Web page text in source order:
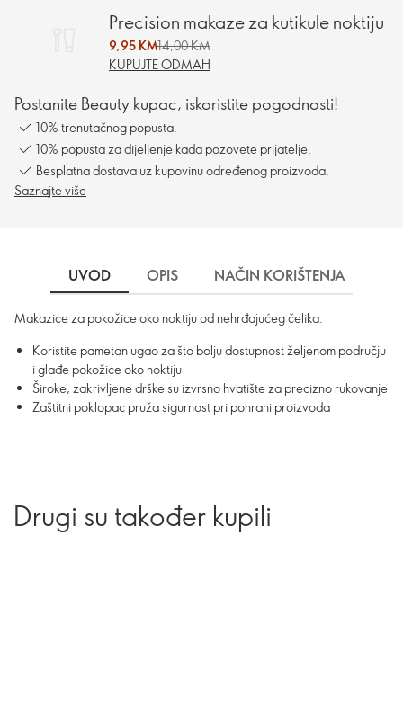
Precision makaze za kutikule noktiju
9,95 KM14,00 KM
KUPUJTE ODMAH
Postanite Beauty kupac, iskoristite pogodnosti!
10% trenutačnog popusta.
10% popusta za dijeljenje kada pozovete prijatelje.
Besplatna dostava uz kupovinu određenog proizvoda.
Saznajte više
UVOD OPIS NAČIN KORIŠTENJA
Makazice za pokožice oko noktiju od nehrđajućeg čelika.
Koristite pametan ugao za što bolju dostupnost željenom području
i glađe pokožice oko noktiju
Široke, zakrivljene drške su izvrsno hvatište za precizno rukovanje
Zaštitni poklopac pruža sigurnost pri pohrani proizvoda
Drugi su također kupili